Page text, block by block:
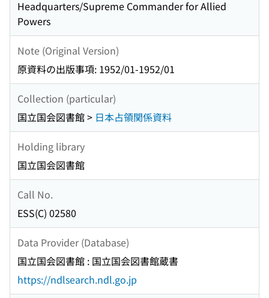
Headquarters/Supreme Commander for Allied
Powers
Note (Original Version)
原資料の出版事項: 1952/01-1952/01
Collection (particular)
国立国会図書館 > 日本占領関係資料
Holding library
国立国会図書館
Call No.
ESS(C) 02580
Data Provider (Database)
国立国会図書館 : 国立国会図書館蔵書
https://ndlsearch.ndl.go.jp